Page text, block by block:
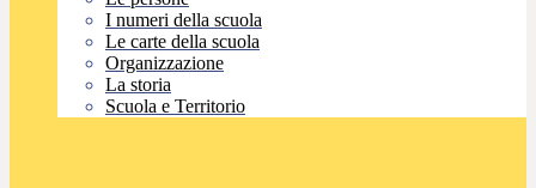
I numeri della scuola
Le carte della scuola
Organizzazione
La storia
Scuola e Territorio